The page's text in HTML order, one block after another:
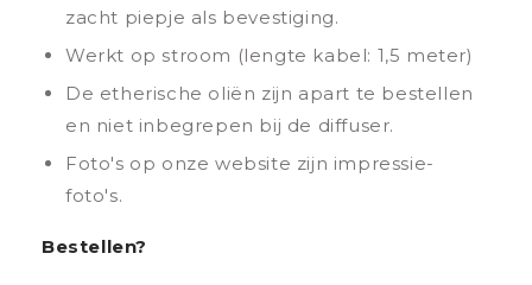
zacht piepje als bevestiging.
Werkt op stroom (lengte kabel: 1,5 meter)
De etherische oliën zijn apart te bestellen
en niet inbegrepen bij de diffuser.
Foto's op onze website zijn impressie-
foto's.
Bestellen?